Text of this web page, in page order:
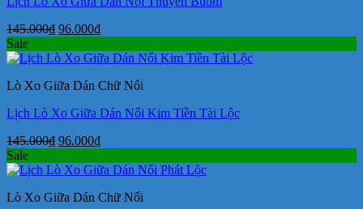
145.000₫ Giá
là:
96.000₫Giá
tại
96.000₫.
Sale
Lò Xo Giữa Dán Chữ Nổi
Lịch Lò Xo Giữa Dán Nổi Kim Tiền Tài Lộc
145.000₫ Giá
là:
96.000₫Giá
tại
96.000₫.
Sale
Lò Xo Giữa Dán Chữ Nổi